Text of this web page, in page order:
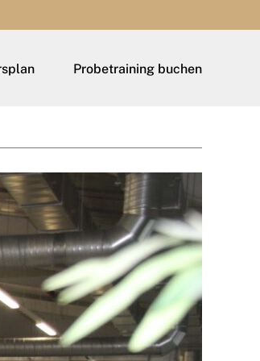
Probetraining buchen